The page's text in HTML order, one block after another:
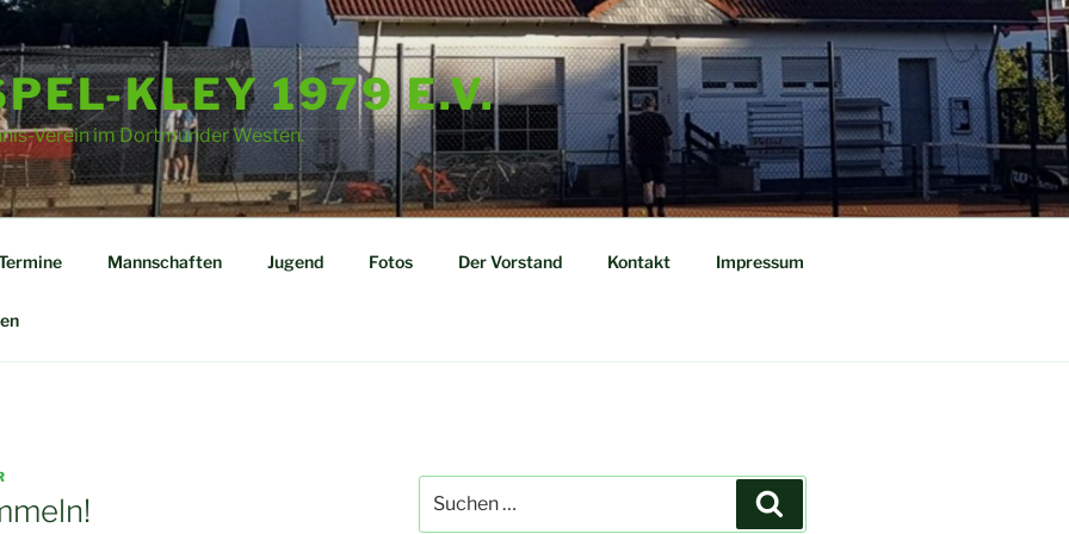
KLEY 1979 E.V.
Verein im Dortmunder Westen.
Mannschaften Jugend Fotos Der Vorstand Kontakt Impressum
nach: